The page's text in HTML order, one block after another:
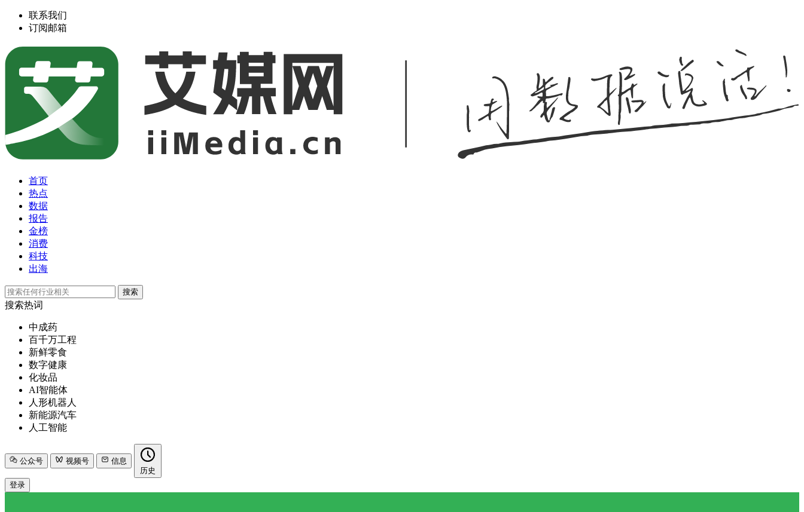
联系我们
订阅邮箱
首页
热点
数据
报告
金榜
消费
科技
出海
搜索
搜索热词
中成药
百千万工程
新鲜零食
数字健康
化妆品
AI智能体
人形机器人
新能源汽车
人工智能
公众号 视频号
信息
历史
登录